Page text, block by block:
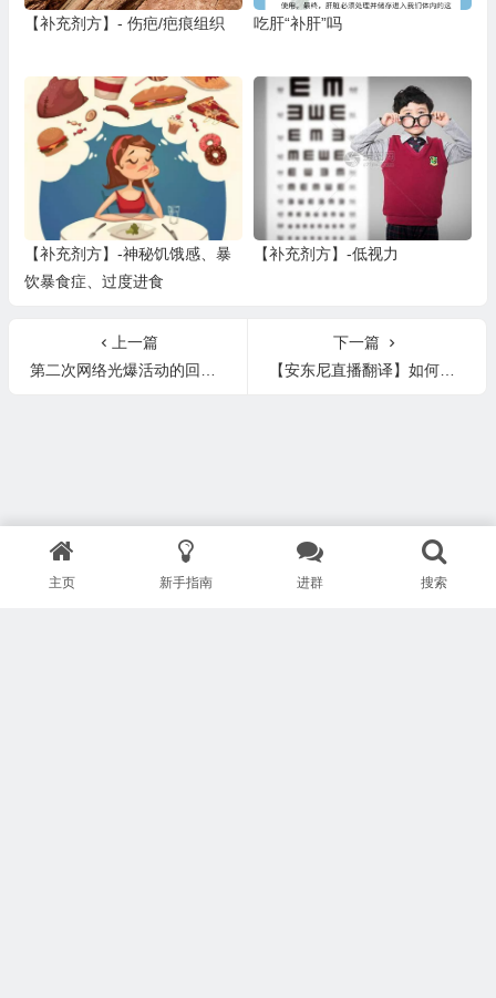
【补充剂方】- 伤疤/疤痕组织 吃肝“补肝”吗
【补充剂方】-神秘饥饿感、暴
饮暴食症、过度进食
【补充剂方】-低视力
上一篇
第二次网络光爆活动的回顾和讨论
下一篇
【安东尼直播翻译】如何应对净化＆排毒
主页 新手指南 进群 搜索